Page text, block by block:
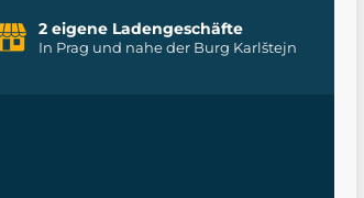
2 eigene Ladengeschäfte
In Prag und nahe der Burg Karlštejn